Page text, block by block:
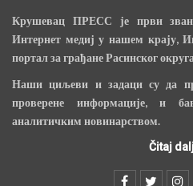
Крушевац ПРЕСС је први
Интернет медиј у нашем крају,
портал за грађане Расинског
Наши циљеви и задаци су да
проверене информације, и
аналитичким новинарством.
Čitaj